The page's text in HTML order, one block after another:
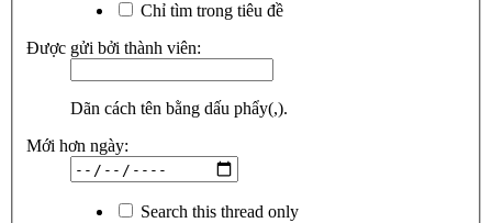
Chỉ tìm trong tiêu đề
Được gửi bởi thành viên:
Dãn cách tên bằng dấu phẩy(,).
Mới hơn ngày:
Search this thread only